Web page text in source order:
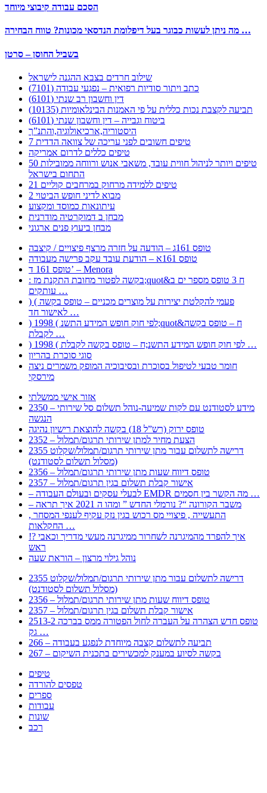
הסכם עבודה קיבוצי מיוחד
מה ניתן לעשות כבוגר בעל דיפלומת הנדסאי מכונות? טווח הבחירה …
בשביל החוסן – סרטן
שילוב חרדים בצבא ההגנה לישראל
כתב ויתור סודיות רפואית – נפגעי עבודה (7101)
דין וחשבון רב שנתי (6101)
תביעה לקצבת נכות כללית על פי האמנות הבינלאומיות (10135)
ביטוח וגבייה – דין וחשבון שנתי (6101)
היסטוריה,ארכיאולוגיה,והתנ”ך
7 טיפים חשובים לפני עריכה של צוואה הדדית
טיפים כללים לדרום אמריקה
50 טיפים ויותר לניהול חווית עובד, משאבי אנוש ורווחה ממובילות
התחום בישראל
21 טיפים ללמידה מרחוק במרחבים קוליים
מבוא לדיני חופש הביטוי 2
עיתונאות כמוסד ומקצוע
מבחן ב דמוקרטיה מודרנית
מבחן ביעוץ פנים ארגוני
טופס 161ג – הודעה על חזרה מרצף פיצויים / קיצבה
טופס 161א – הודעת עובד עקב פרישה מעבודה
טופס 161 ד’ – Menora
: בקשה לפטור מחובת התקנת מז;quot&ח 3 טופס מספר ים ב
עותקים …
) ( פעמי להקלטת יצירות על מוצרים מכניים – טופס בקשה
לאישור חד …
) 1998 ( לפי חוק חופש המידע התשנ;quot&ח – טופס בקשה
לקבלת …
) 1998 ( לפי חוק חופש המידע התשנ;ח – טופס בקשה לקבלת …
סוגי סוכרת בהריון
חומר טבעי לטיפול בסוכרת ובסיבוכיה המופק משמרים ניצה
מירסקי
אזור אישי ממשלתי
2350 – מידע לסטודנט עם לקות שמיעה-נוהל תשלום סל שירותי
הנגשה
טופס ירוק (רש”ל 18) בקשה להוצאת רישיון נהיגה
2352 – הצעת מחיר למתן שירותי תרגום/תמלול
2355 דרישה לתשלום עבור מתן שירותי תרגום/תמלול/שקלוט
(מסלול תשלום לסטודנט)
2356 – טופס דיווח שעות מתן שירותי תרגום/תמלול
2357 – אישור קבלת תשלום בגין תרגום/תמלול
– לבעלי עסקים ובעולם העבודה EMDR מה הקשר בין חסמים …
– משבר הקורונה “? נורמלי החדש ” ומהו ה 2021 איך תראה
, התעשייה , פיצויי מס רכוש בגין נזק עקיף לענפי המסחר
החקלאות …
!? איך להפרד מהמיגרנה לשחרור ממיגרנה מעשי מדריך וכאבי
ראש
נוהל גילוי מרצון – הוראת שעה
2355 דרישה לתשלום עבור מתן שירותי תרגום/תמלול/שקלוט
(מסלול תשלום לסטודנט)
2356 – טופס דיווח שעות מתן שירותי תרגום/תמלול
2357 – אישור קבלת תשלום בגין תרגום/תמלול
2513-2 טופס חדש הצהרה על העברה לחול הפטורה ממס בברכה
גק …
266 – תביעה לתשלום קצבה מיוחדת לנפגע בעבודה
267 – בקשה לסיוע במענק למכשירים בתכנית השיקום
טיפים
טפסים להורדה
ספרים
עבודות
שונות
רכב